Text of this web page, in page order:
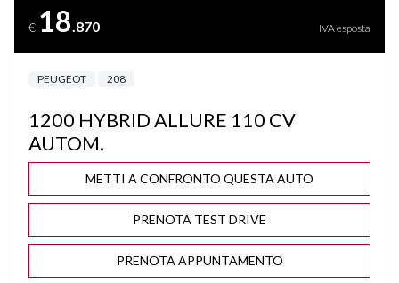
CAMBIO AUTOMATICO/SEQUENZIALE
CAMBIO F1 AL VOLANTE
CERCHI "16
CLIMA AUTOMATICO
COMPUTER DI BORDO
CRUISE CONTROL
€ 18.870 IVA esposta
PEUGEOT 208
1200 HYBRID ALLURE 110 CV
AUTOM.
METTI A CONFRONTO QUESTA AUTO
PRENOTA TEST DRIVE
PRENOTA APPUNTAMENTO